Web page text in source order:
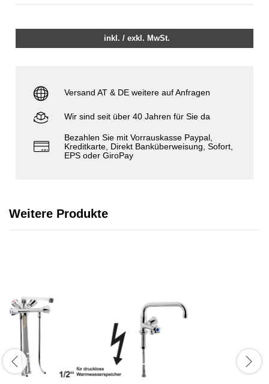
inkl. / exkl. MwSt.
Versand AT & DE weitere auf Anfragen
Wir sind seit über 40 Jahren für Sie da
Bezahlen Sie mit Vorrauskasse Paypal,
Kreditkarte, Direkt Banküberweisung, Sofort,
EPS oder GiroPay
Weitere Produkte